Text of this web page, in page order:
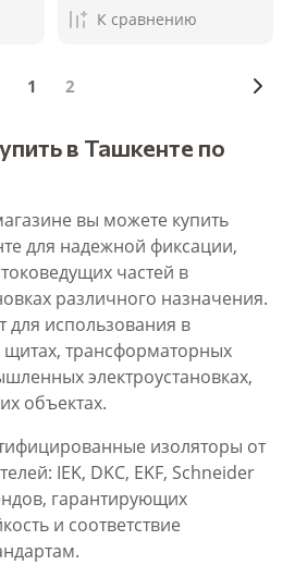
К сравнению
1 2
в Ташкенте по
вы можете купить
для надежной фиксации,
частей в
различного назначения.
для использования в
трансформаторных
электроустановках,
объектах.
изоляторы от
IEK, DKC, EKF, Schneider
гарантирующих
и соответствие